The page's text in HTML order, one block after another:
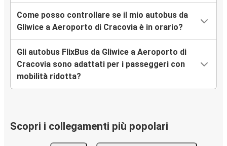
Come posso controllare se il mio autobus da
Gliwice a Aeroporto di Cracovia è in orario?
Gli autobus FlixBus da Gliwice a Aeroporto di
Cracovia sono adattati per i passeggeri con
mobilità ridotta?
Scopri i collegamenti più popolari